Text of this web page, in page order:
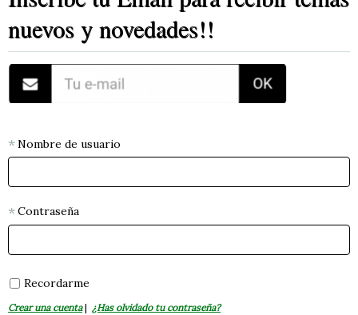
nuevos y novedades!!
Nombre de usuario
Contraseña
Recordarme
Crear una cuenta| ¿Has olvidado tu contraseña?